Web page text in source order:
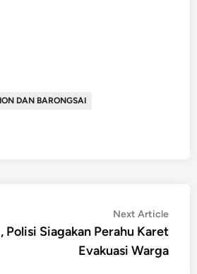
DAN BARONGSAI
Next ArticleNext
article:
Polisi Siagakan Perahu Karet
Evakuasi Warga